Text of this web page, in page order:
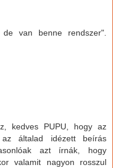
van benne rendszer".
kedves PUPU, hogy az
általad idézett beírás
azt írnák, hogy
valamit nagyon rosszul